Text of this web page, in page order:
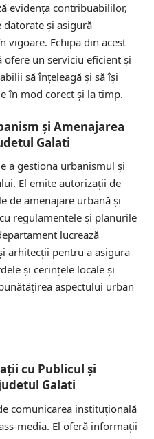
evidența contribuabililor,
datorate și asigură
vigoare. Echipa din acest
ofere un serviciu eficient și
să înțeleagă și să își
în mod corect și la timp.
și Amenajarea
Galati
a gestiona urbanismul și
El emite autorizații de
de amenajare urbană și
regulamentele și planurile
lucrează
arhitecții pentru a asigura
și cerințele locale și
aspectului urban
cu Publicul și
Galati
comunicarea instituțională
media. El oferă informații